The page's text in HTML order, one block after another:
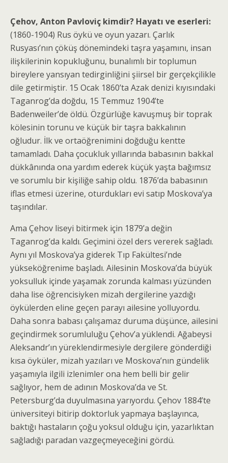
Çehov, Anton Pavloviç kimdir? Hayatı ve eserleri:
(1860-1904) Rus öykü ve oyun yazarı. Çarlık
Rusyası’nın çöküş dönemindeki taşra yaşamını, insan
ilişkilerinin kopuklu­ğunu, bunalımlı bir toplumun
birey­lere yansıyan tedirginliğini şiirsel bir gerçekçilikle
dile getirmiştir. 15 Ocak 1860’ta Azak denizi kıyısındaki
Taganrog’da doğdu, 15 Temmuz 1904’te
Badenweiler’de öldü. Özgürlüğe kavuşmuş bir toprak
kölesinin torunu ve küçük bir taşra bakkalının
oğludur. İlk ve ortaöğrenimini doğduğu kentte
tamamladı. Daha çocukluk yıllarında babasının bakkal
dükkânında ona yardım ederek küçük yaşta bağımsız
ve sorumlu bir kişiliğe sahip oldu. 1876’da babasının
iflas etmesi üzerine, oturdukları evi satıp Moskova’ya
taşındılar.
Ama Çehov liseyi bitirmek için 1879’a değin
Taganrog’da kaldı. Geçimini özel ders vererek sağladı.
Aynı yıl Moskova’ya giderek Tıp Fakültesi’nde
yükseköğ­renime başladı. Ailesinin Moskova’da büyük
yoksul­luk içinde yaşamak zorunda kalması yüzünden
daha lise öğrencisiyken mizah dergilerine yazdığı
öyküler­den eline geçen parayı ailesine yolluyordu.
Daha sonra babası çalışamaz duruma düşünce, ailesini
geçin­dirmek sorumluluğu Çehov’a yüklendi. Ağabeysi
Aleksandr’ın yüreklendirmesiyle dergilere gönderdiği
kısa öyküler, mizah yazıları ve Moskova’nın gündelik
yaşamıyla ilgili izlenimler ona hem belli bir gelir
sağlıyor, hem de adının Moskova’da ve St.
Petersburg’da duyulmasına yarıyordu. Çehov 1884’te
üni­versiteyi bitirip doktorluk yapmaya başlayınca,
baktı­ğı hastaların çoğu yoksul olduğu için, yazarlıktan
sağladığı paradan vazgeçmeyeceğini gördü.